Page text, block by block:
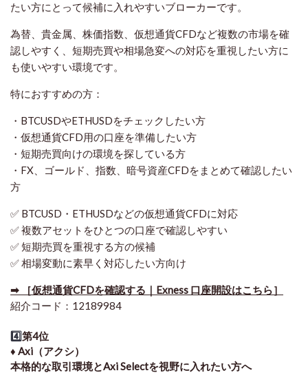
たい方にとって候補に入れやすいブローカーです。
為替、貴金属、株価指数、仮想通貨CFDなど複数の市場を確
認しやすく、短期売買や相場急変への対応を重視したい方に
も使いやすい環境です。
特におすすめの方：
・BTCUSDやETHUSDをチェックしたい方
・仮想通貨CFD用の口座を準備したい方
・短期売買向けの環境を探している方
・FX、ゴールド、指数、暗号資産CFDをまとめて確認したい
方
✅ BTCUSD・ETHUSDなどの仮想通貨CFDに対応
✅ 複数アセットをひとつの口座で確認しやすい
✅ 短期売買を重視する方の候補
✅ 相場変動に素早く対応したい方向け
➡ ［仮想通貨CFDを確認する｜Exness 口座開設はこちら］
紹介コード：12189984
4️⃣第4位
♦️ Axi（アクシ）
本格的な取引環境とAxi Selectを視野に入れたい方へ